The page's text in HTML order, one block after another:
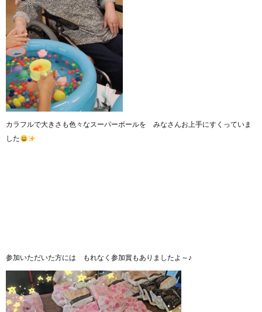
カラフルで大きさも色々なスーパーボールを みなさんお上手にすくっていま
した
参加いただいた方には もれなく参加賞もありましたよ～♪